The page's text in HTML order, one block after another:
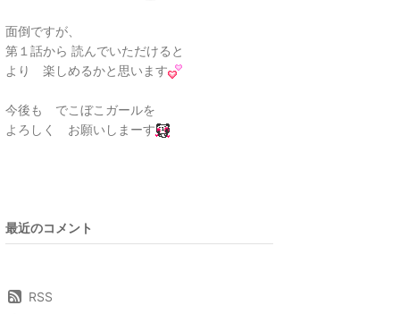
面倒ですが、
第１話から 読んでいただけると
より 楽しめるかと思います
今後も でこぼこガールを
よろしく お願いしまーす
最近のコメント
RSS